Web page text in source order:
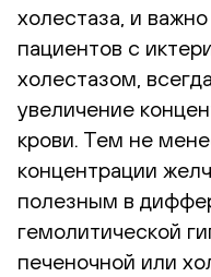
холестаза, и
пациентов с
холестазом,
увеличение
крови. Тем не
концентрации
полезным в
гемолитической
печеночной или